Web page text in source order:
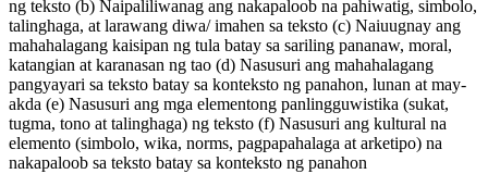
ng teksto (b) Naipaliliwanag ang nakapaloob na pahiwatig, simbolo,
talinghaga, at larawang diwa/ imahen sa teksto (c) Naiuugnay ang
mahahalagang kaisipan ng tula batay sa sariling pananaw, moral,
katangian at karanasan ng tao (d) Nasusuri ang mahahalagang
pangyayari sa teksto batay sa konteksto ng panahon, lunan at may-
akda (e) Nasusuri ang mga elementong panlingguwistika (sukat,
tugma, tono at talinghaga) ng teksto (f) Nasusuri ang kultural na
elemento (simbolo, wika, norms, pagpapahalaga at arketipo) na
nakapaloob sa teksto batay sa konteksto ng panahon